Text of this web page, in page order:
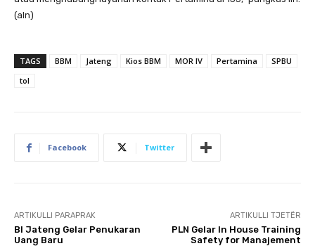
(aln)
TAGS BBM Jateng Kios BBM MOR IV Pertamina
SPBU
tol
Facebook Twitter
ARTIKULLI PARAPRAK
BI Jateng Gelar Penukaran
Uang Baru
ARTIKULLI TJETËR
PLN Gelar In House Training
Safety for Manajement